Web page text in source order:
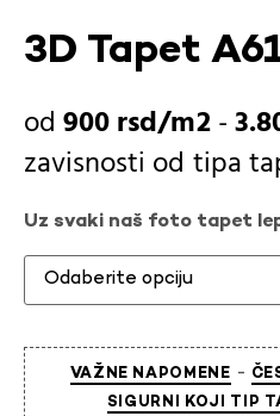
3D Tapet
900rsd -
zavisnosti od tipa
Uz svaki naš foto tapet
VAŽNE NAPOMENE -
SIGURNI KOJI TIP